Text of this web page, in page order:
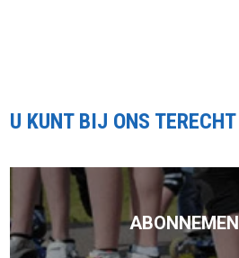
U KUNT BIJ ONS